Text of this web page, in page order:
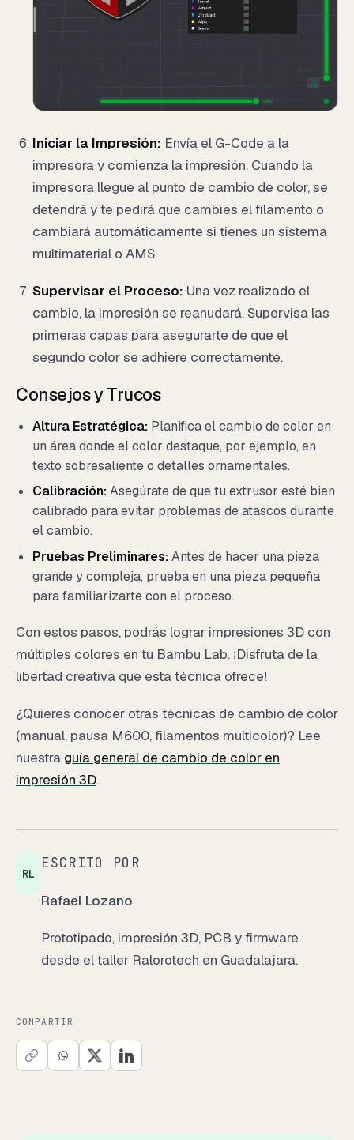
Iniciar la Impresión: Envía el G-Code a la
impresora y comienza la impresión. Cuando la
impresora llegue al punto de cambio de color, se
detendrá y te pedirá que cambies el filamento o
cambiará automáticamente si tienes un sistema
multimaterial o AMS.
Supervisar el Proceso: Una vez realizado el
cambio, la impresión se reanudará. Supervisa las
primeras capas para asegurarte de que el
segundo color se adhiere correctamente.
Consejos y Trucos
Altura Estratégica:Planifica el cambio de color en
un área donde el color destaque, por ejemplo, en
texto sobresaliente o detalles ornamentales.
Calibración:Asegúrate de que tu extrusor esté bien
calibrado para evitar problemas de atascos durante
el cambio.
Pruebas Preliminares:Antes de hacer una pieza
grande y compleja, prueba en una pieza pequeña
para familiarizarte con el proceso.
Con estos pasos, podrás lograr impresiones 3D con
múltiples colores en tu Bambu Lab. ¡Disfruta de la
libertad creativa que esta técnica ofrece!
¿Quieres conocer otras técnicas de cambio de color
(manual, pausa M600, filamentos multicolor)? Lee
nuestra guía general de cambio de color en
impresión 3D.
RL
ESCRITO POR
Rafael Lozano
Prototipado, impresión 3D, PCB y firmware
desde el taller Ralorotech en Guadalajara.
COMPARTIR